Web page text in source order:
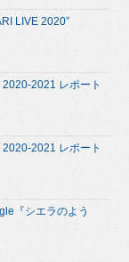
LIVE 2020”
2020-2021 レポート
2020-2021 レポート
『シエラのよう